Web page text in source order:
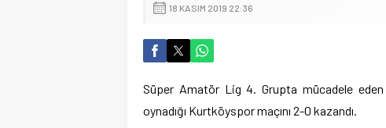
18 KASIM 2019 22:36
Süper Amatör Lig 4. Grupta mücadele
oynadığı Kurtköyspor maçını 2-0 kazandı.